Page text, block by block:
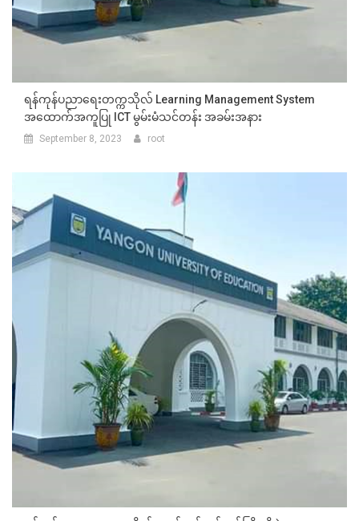
ရန်ကုန်ပညာရေးတက္ကသိုလ် Learning Management System
အထောက်အကူပြု ICT မွမ်းမံသင်တန်း အခမ်းအနား
September 8, 2023 root